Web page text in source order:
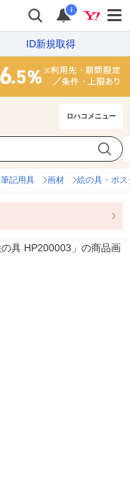
i
ID新規取得
ロハコメニュー
筆記用具 画材 絵の具・ポ